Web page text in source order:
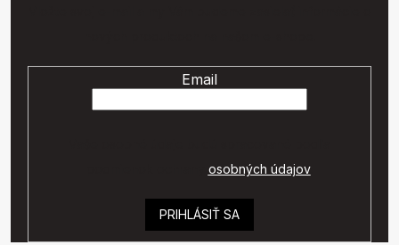
Email
osobných údajov.
PRIHLÁSIŤ SA